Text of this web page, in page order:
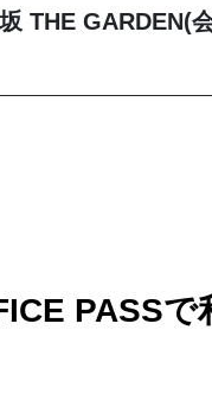
THE GARDEN(
PASS